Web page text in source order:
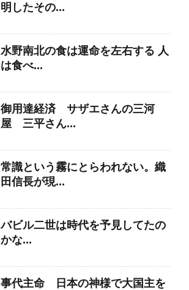
明したその...
水野南北の食は運命を左右する 人
は食べ...
御用達経済 サザエさんの三河
屋 三平さん...
常識という霧にとらわれない。織
田信長が現...
バビル二世は時代を予見してたの
かな...
事代主命 日本の神様で大国主を